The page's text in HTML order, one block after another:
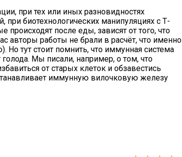
при тех или иных разновидностях
биотехнологических манипуляциях с Т-
после еды, зависят от того, что
авторы работы не брали в расчёт, что именно
Но тут стоит помнить, что иммунная система
Мы писали, например, о том, что
от старых клеток и обзавестись
иммунную вилочковую железу